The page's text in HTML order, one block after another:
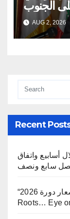
الجنوب
AUG 2, 2026
Recent
أسابيع واتفاق
“الموركس دور” يكشف شعار دورة 2026 ” Back to the
Roots… Eye